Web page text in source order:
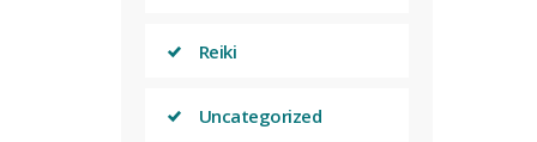
Reiki
Uncategorized